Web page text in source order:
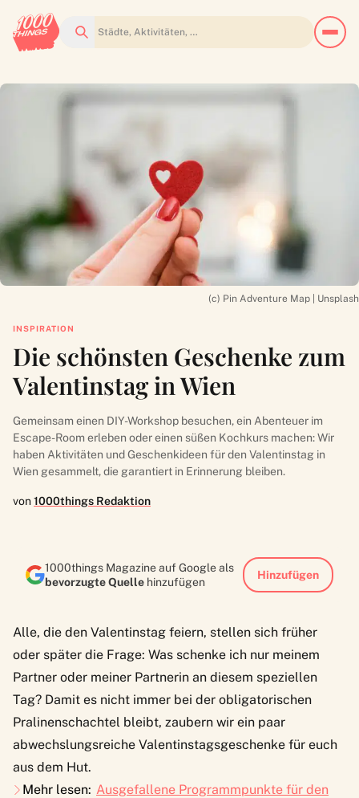
Suchen
(c) Pin Adventure Map | Unsplash
INSPIRATION
Die schönsten Geschenke zum
Valentinstag in Wien
Gemeinsam einen DIY-Workshop besuchen, ein Abenteuer im
Escape-Room erleben oder einen süßen Kochkurs machen: Wir
haben Aktivitäten und Geschenkideen für den Valentinstag in
Wien gesammelt, die garantiert in Erinnerung bleiben.
von1000things Redaktion
1000things Magazine auf Google als
bevorzugte Quelle hinzufügen
Hinzufügen
Alle, die den Valentinstag feiern, stellen sich früher
oder später die Frage: Was schenke ich nur meinem
Partner oder meiner Partnerin an diesem speziellen
Tag? Damit es nicht immer bei der obligatorischen
Pralinenschachtel bleibt, zaubern wir ein paar
abwechslungsreiche Valentinstagsgeschenke für euch
aus dem Hut.
Mehr lesen: Ausgefallene Programmpunkte für den